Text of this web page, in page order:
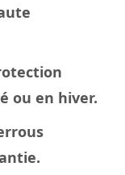
ou en hiver.